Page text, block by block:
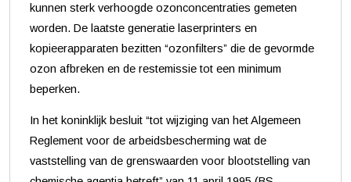
kunnen sterk verhoogde ozonconcentraties gemeten
worden. De laatste generatie laserprinters en
kopieerapparaten bezitten “ozonfilters” die de gevormde
ozon afbreken en de restemissie tot een minimum
beperken.
In het koninklijk besluit “tot wijziging van het Algemeen
Reglement voor de arbeidsbescherming wat de
vaststelling van de grenswaarden voor blootstelling van